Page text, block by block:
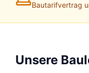
Bautarifvertrag
Unsere
Stuttgart
Heilbronn